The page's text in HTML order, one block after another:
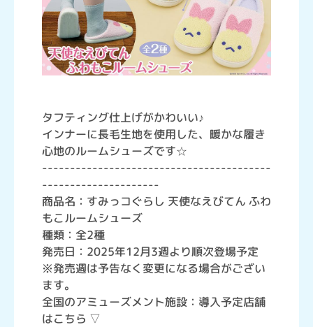
タフティング仕上げがかわいい♪
インナーに長毛生地を使用した、暖かな履き
心地のルームシューズです☆
-----------------------------------------
---------------------
商品名：すみっコぐらし 天使なえびてん ふわ
もこルームシューズ
種類：全2種
発売日：2025年12月3週より順次登場予定
※発売週は予告なく変更になる場合がござい
ます。
全国のアミューズメント施設：導入予定店舗
はこちら ▽